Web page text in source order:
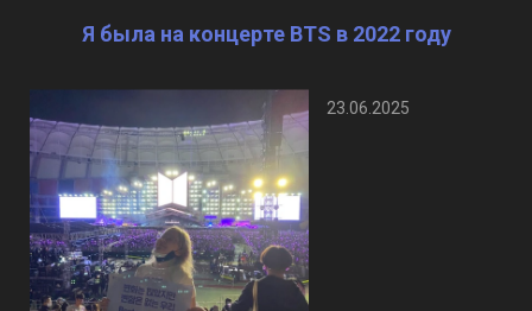
Я была на концерте BTS в 2022 году
23.06.2025